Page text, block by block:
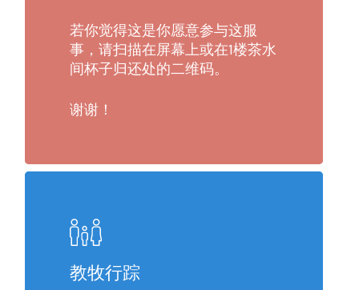
若你觉得这是你愿意参与这服
事，请扫描在屏幕上或在1楼茶水
间杯子归还处的二维码。
谢谢！
教牧行踪